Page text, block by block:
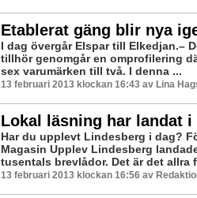
Etablerat gäng blir nya
I dag övergår Elspar till Elkedjan.–
tillhör genomgår en omprofilering
sex varumärken till två. I denna ...
13 februari 2013 klockan 16:43 av Lina
Lokal läsning har landat i
Har du upplevt Lindesberg i dag?
Magasin Upplev Lindesberg
tusentals brevlådor. Det är det allra
13 februari 2013 klockan 16:56 av